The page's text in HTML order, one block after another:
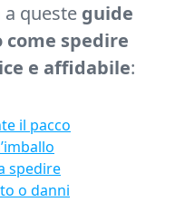
a queste guide
spedire
e affidabile:
il pacco
spedire
o danni